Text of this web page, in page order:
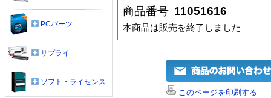
商品番号 11051616
本商品は販売を終了しました
このページを印刷する
PCパーツ
サプライ
ソフト・ライセンス